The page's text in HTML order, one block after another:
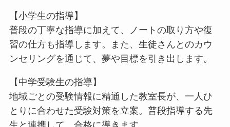
【小学生の指導】
普段の丁寧な指導に加えて、ノートの取り方や復
習の仕方も指導します。また、生徒さんとのカウ
ンセリングを通じて、夢や目標を引き出します。
【中学受験生の指導】
地域ごとの受験情報に精通した教室長が、一人ひ
とりに合わせた受験対策を立案。普段指導する先
生と連携して、合格に導きます。